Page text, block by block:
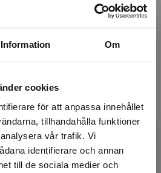
Information Om
cookies
för att anpassa innehållet
tillhandahålla funktioner
vår trafik. Vi
identifierare och annan
till de sociala medier och
fraktregion
arbetar vid Göteborgs